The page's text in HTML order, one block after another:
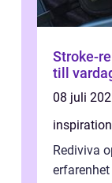
Stroke-
till
08 juli
inspiration
Rediviva